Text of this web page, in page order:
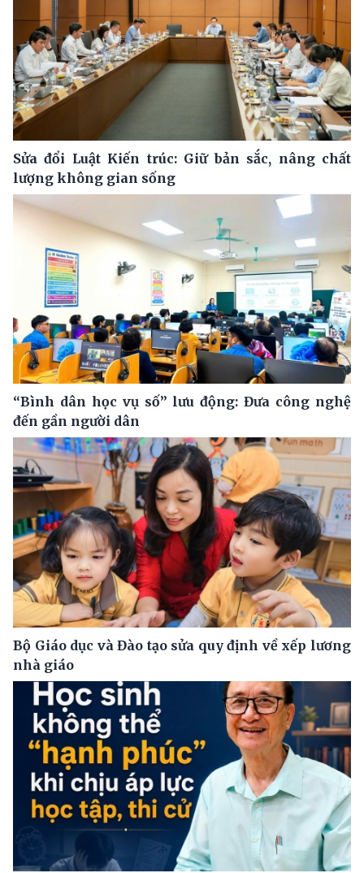
Sửa đổi Luật Kiến trúc: Giữ bản sắc, nâng chất
lượng không gian sống
“Bình dân học vụ số” lưu động: Đưa công nghệ
đến gần người dân
Bộ Giáo dục và Đào tạo sửa quy định về xếp lương
nhà giáo